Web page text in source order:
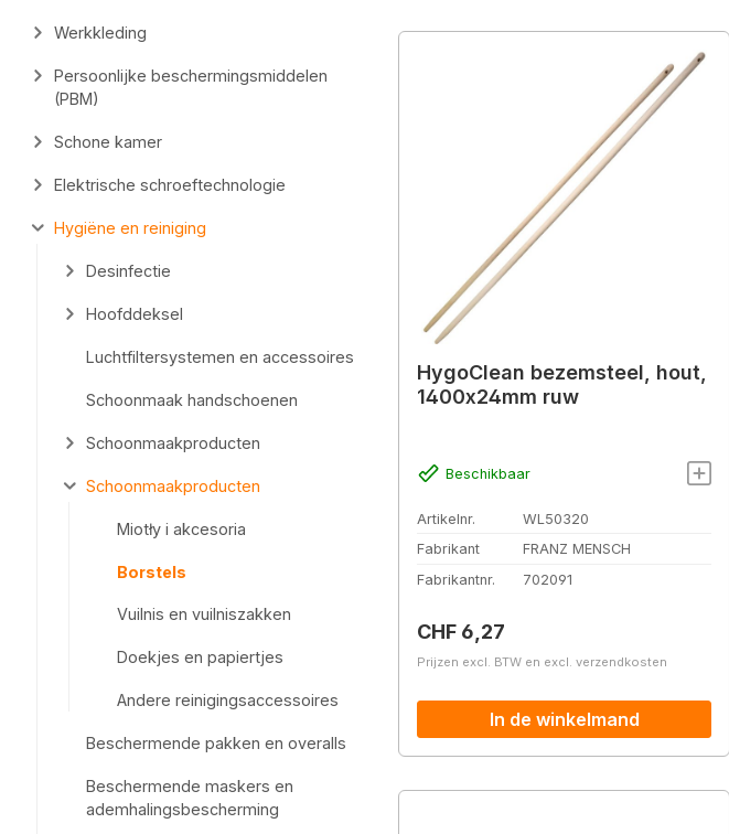
Werkkleding
Persoonlijke beschermingsmiddelen
(PBM)
Schone kamer
Elektrische schroeftechnologie
Hygiëne en reiniging
Desinfectie
Hoofddeksel
Luchtfiltersystemen en accessoires
Schoonmaak handschoenen
Schoonmaakproducten
Schoonmaakproducten
Miotły i akcesoria
Borstels
Vuilnis en vuilniszakken
Doekjes en papiertjes
Andere reinigingsaccessoires
Beschermende pakken en overalls
Beschermende maskers en
ademhalingsbescherming
HygoClean bezemsteel, hout,
1400x24mm ruw
Beschikbaar
Artikelnr.
WL50320
Fabrikant
FRANZ MENSCH
Fabrikantnr.
702091
Normale prijs:
CHF 6,27
Prijzen excl. BTW en excl. verzendkosten
In de winkelmand